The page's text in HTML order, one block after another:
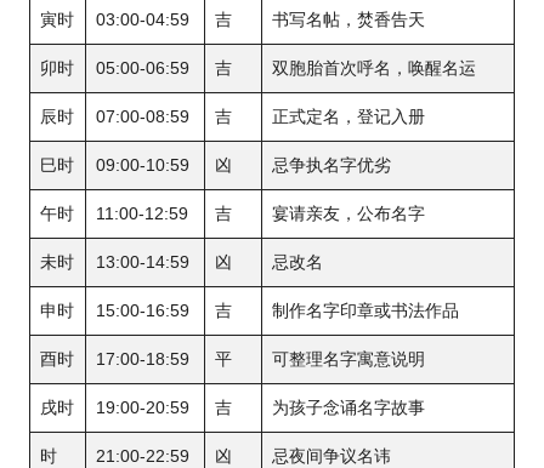
寅时 03:00-04:59 吉 书写名帖，焚香告天
卯时 05:00-06:59 吉 双胞胎首次呼名，唤醒名运
辰时 07:00-08:59 吉 正式定名，登记入册
巳时 09:00-10:59 凶 忌争执名字优劣
午时 11:00-12:59 吉 宴请亲友，公布名字
未时 13:00-14:59 凶 忌改名
申时 15:00-16:59 吉 制作名字印章或书法作品
酉时 17:00-18:59 平 可整理名字寓意说明
戌时 19:00-20:59 吉 为孩子念诵名字故事
时 21:00-22:59 凶 忌夜间争议名讳